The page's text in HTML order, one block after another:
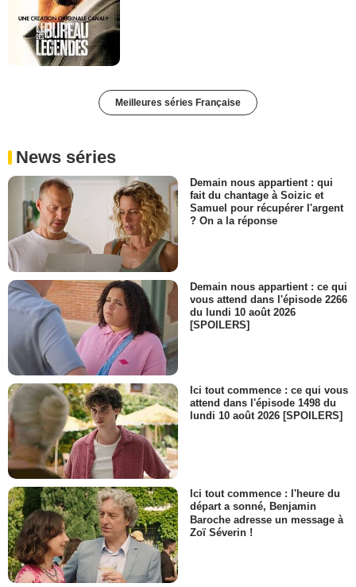
Meilleures séries Française
News séries
Demain nous appartient : qui
fait du chantage à Soizic et
Samuel pour récupérer l'argent
? On a la réponse
Demain nous appartient : ce qui
vous attend dans l'épisode 2266
du lundi 10 août 2026
[SPOILERS]
Ici tout commence : ce qui vous
attend dans l'épisode 1498 du
lundi 10 août 2026 [SPOILERS]
Ici tout commence : l'heure du
départ a sonné, Benjamin
Baroche adresse un message à
Zoï Séverin !